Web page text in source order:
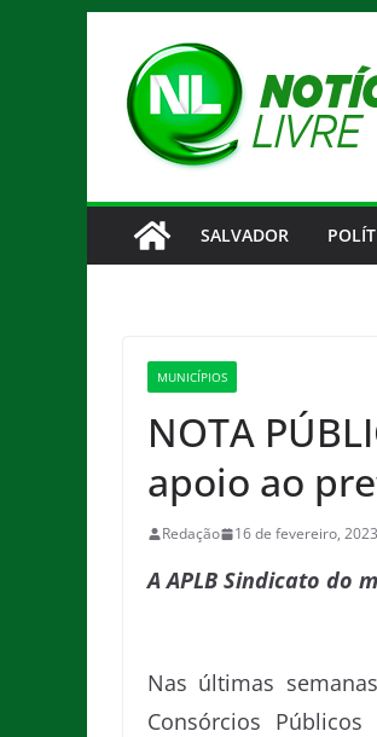
conteúdo
SALVADOR
MUNICÍPIOS
NOTA
apoio ao
Redação 16 de fevereiro, 2023
A APLB Sindicato do
Nas últimas
Consórcios